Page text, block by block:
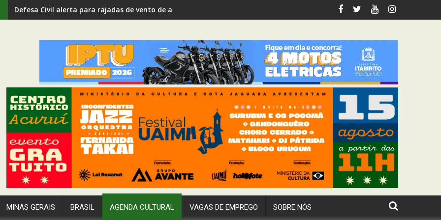
Defesa Civil alerta para rajadas de vento de até 80 km/h em Itabirito
MINAS GERAIS BRASIL AGENDA CULTURAL VAGAS DE EMPREGO SOBRE NÓS